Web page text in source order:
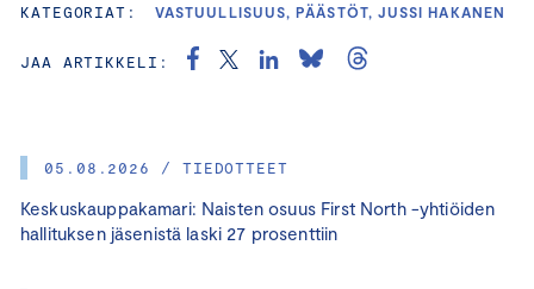
05.08.2026 / TIEDOTTEET
Keskuskauppakamari: Naisten osuus First North -yhtiöiden
hallituksen jäsenistä laski 27 prosenttiin
KATEGORIAT: VASTUULLISUUS, PÄÄSTÖT, JUSSI HAKANEN
JAA ARTIKKELI: